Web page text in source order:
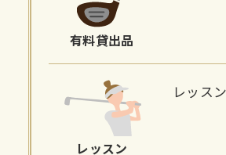
有料貸出品
レッスン
レッス